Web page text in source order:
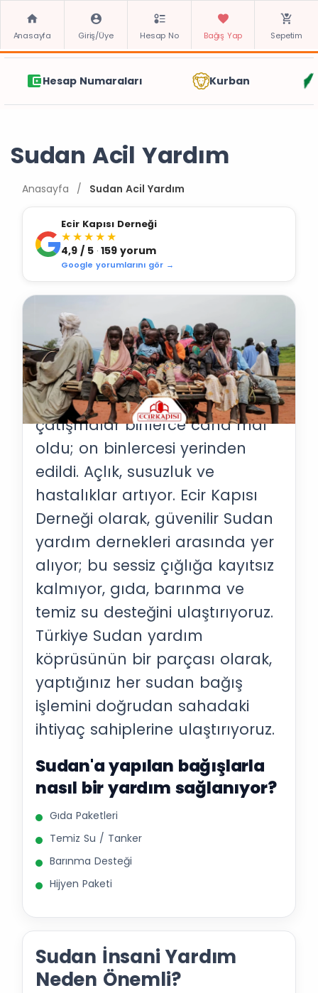
Anasayfa Giriş/Üye Hesap No Bağış Yap Sepetim
Kurban Gazze
Sudan Acil Yardım
Anasayfa / Sudan Acil Yardım
Ecir Kapısı Derneği
★★★★★
4,9 / 5 · 159 yorum
Google yorumlarını gör →
Sudan Acil Yardım
Sudan Bağış Yap
Sessiz Çığlığa Ses Ol!
Sudan’da aylardır süren
çatışmalar binlerce cana mal
oldu; on binlercesi yerinden
edildi. Açlık, susuzluk ve
hastalıklar artıyor. Ecir Kapısı
Derneği olarak, güvenilir Sudan
yardım dernekleri arasında yer
alıyor; bu sessiz çığlığa kayıtsız
kalmıyor, gıda, barınma ve
temiz su desteğini ulaştırıyoruz.
Türkiye Sudan yardım
köprüsünün bir parçası olarak,
yaptığınız her sudan bağış
işlemini doğrudan sahadaki
ihtiyaç sahiplerine ulaştırıyoruz.
Sudan'a yapılan bağışlarla
nasıl bir yardım sağlanıyor?
Gıda Paketleri
Temiz Su / Tanker
Barınma Desteği
Hijyen Paketi
Sudan İnsani Yardım
Neden Önemli?